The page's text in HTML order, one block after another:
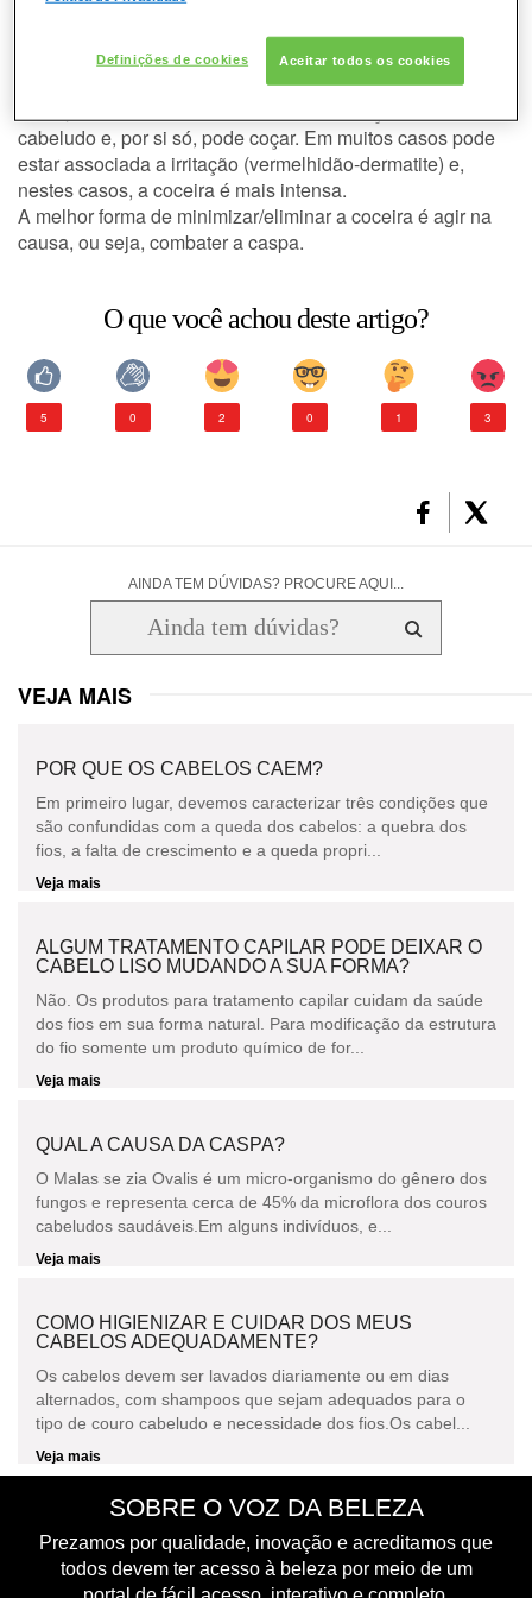
CONSULTORIA DE PRODUTOS L'ORÉAL
Por que a coceira está associada
à caspa?
cabeludo e, por si só, pode coçar. Em muitos casos pode
estar associada a irritação (vermelhidão-dermatite) e,
nestes casos, a coceira é mais intensa.
A melhor forma de minimizar/eliminar a coceira é agir na
causa, ou seja, combater a caspa.
O que você achou deste artigo?
5 0 2 0 1 3
AINDA TEM DÚVIDAS? PROCURE AQUI...
VEJA MAIS
POR QUE OS CABELOS CAEM?
Em primeiro lugar, devemos caracterizar três condições que
são confundidas com a queda dos cabelos: a quebra dos
fios, a falta de crescimento e a queda propri...
Veja mais
ALGUM TRATAMENTO CAPILAR PODE DEIXAR O
CABELO LISO MUDANDO A SUA FORMA?
Não. Os produtos para tratamento capilar cuidam da saúde
dos fios em sua forma natural. Para modificação da estrutura
do fio somente um produto químico de for...
Veja mais
QUAL A CAUSA DA CASPA?
O Malas se zia Ovalis é um micro-organismo do gênero dos
fungos e representa cerca de 45% da microflora dos couros
cabeludos saudáveis.Em alguns indivíduos, e...
Veja mais
COMO HIGIENIZAR E CUIDAR DOS MEUS
CABELOS ADEQUADAMENTE?
Os cabelos devem ser lavados diariamente ou em dias
alternados, com shampoos que sejam adequados para o
tipo de couro cabeludo e necessidade dos fios.Os cabel...
Veja mais
SOBRE O VOZ DA BELEZA
Prezamos por qualidade, inovação e acreditamos que
todos devem ter acesso à beleza por meio de um
Definições de cookies Aceitar todos os cookies